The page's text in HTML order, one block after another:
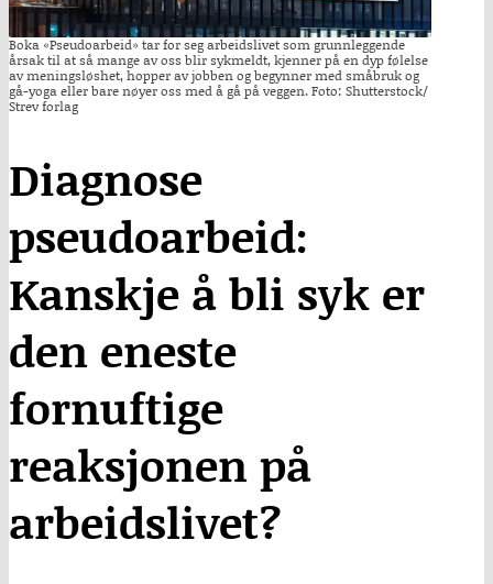
Boka «Pseudoarbeid» tar for seg arbeidslivet som grunnleggende
årsak til at så mange av oss blir sykmeldt, kjenner på en dyp følelse
av meningsløshet, hopper av jobben og begynner med småbruk og
gå-yoga eller bare nøyer oss med å gå på veggen. Foto: Shutterstock/
Strev forlag
Diagnose
pseudoarbeid:
Kanskje å bli syk er
den eneste
fornuftige
reaksjonen på
arbeidslivet?